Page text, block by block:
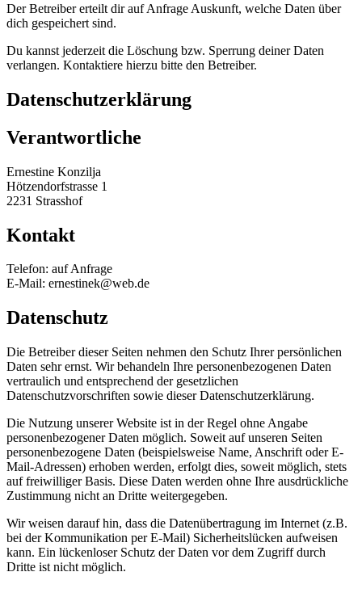
Der Betreiber erteilt dir auf Anfrage Auskunft, welche Daten über
dich gespeichert sind.
Du kannst jederzeit die Löschung bzw. Sperrung deiner Daten
verlangen. Kontaktiere hierzu bitte den Betreiber.
Datenschutzerklärung
Verantwortliche
Ernestine Konzilja
Hötzendorfstrasse 1
2231 Strasshof
Kontakt
Telefon: auf Anfrage
E-Mail: ernestinek@web.de
Datenschutz
Die Betreiber dieser Seiten nehmen den Schutz Ihrer persönlichen
Daten sehr ernst. Wir behandeln Ihre personenbezogenen Daten
vertraulich und entsprechend der gesetzlichen
Datenschutzvorschriften sowie dieser Datenschutzerklärung.
Die Nutzung unserer Website ist in der Regel ohne Angabe
personenbezogener Daten möglich. Soweit auf unseren Seiten
personenbezogene Daten (beispielsweise Name, Anschrift oder E-
Mail-Adressen) erhoben werden, erfolgt dies, soweit möglich, stets
auf freiwilliger Basis. Diese Daten werden ohne Ihre ausdrückliche
Zustimmung nicht an Dritte weitergegeben.
Wir weisen darauf hin, dass die Datenübertragung im Internet (z.B.
bei der Kommunikation per E-Mail) Sicherheitslücken aufweisen
kann. Ein lückenloser Schutz der Daten vor dem Zugriff durch
Dritte ist nicht möglich.